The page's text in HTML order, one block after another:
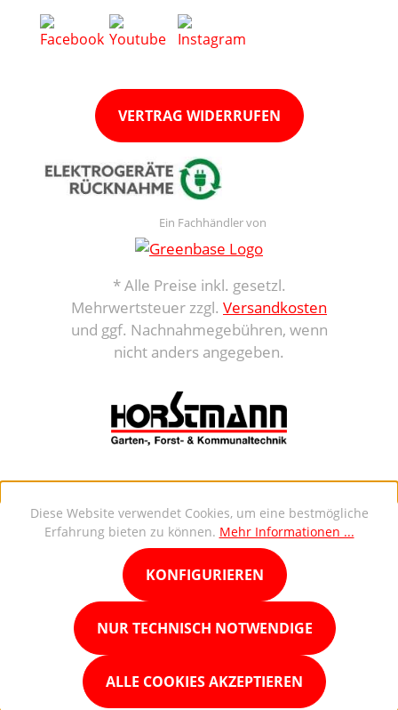
VERTRAG WIDERRUFEN
Ein Fachhändler von
* Alle Preise inkl. gesetzl.
Mehrwertsteuer zzgl. Versandkosten
und ggf. Nachnahmegebühren, wenn
nicht anders angegeben.
Diese Website verwendet Cookies, um eine bestmögliche
Erfahrung bieten zu können. Mehr Informationen ...
NUR TECHNISCH NOTWENDIGE
KONFIGURIEREN
ALLE COOKIES AKZEPTIEREN